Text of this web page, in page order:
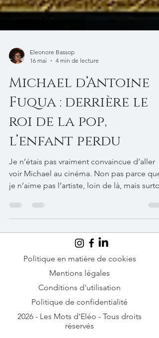
16 mai
4 min de lecture
Michael d’Antoine
Fuqua : derrière le
roi de la pop,
l’enfant perdu
Je n’étais pas vraiment convaincue d’aller
voir Michael au cinéma. Non pas parce que
je n’aime pas l’artiste, loin de là, mais
l’impression de lire un livre dont on
connaîtrait déjà la fin. Où est la surprise
lorsque les dés du destin sont déjà jetés ?
Pourtant, une chose m’intriguait : aller voir
film à l’autre bout du monde, en Corée du
Sud, et observer la réaction du public. Voilà
Politique en matière de cookies
Mentions légales
Conditions d'utilisation
Politique de confidentialité